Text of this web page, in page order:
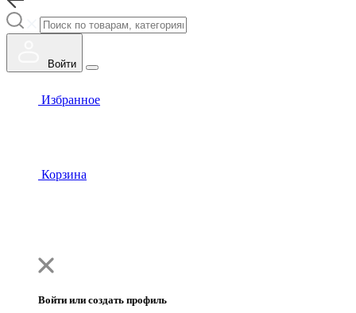
Войти
Избранное
Корзина
Войти или создать профиль